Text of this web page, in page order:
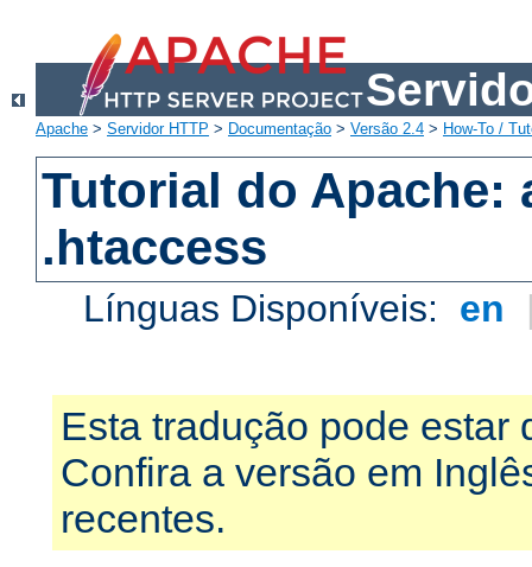
Apache > Servidor HTTP > Documentação > Versão 2.4 > How-To /
Tutorial do Apache:
.htaccess
Línguas Disponíveis: en
Esta tradução pode estar
Confira a versão em
recentes.